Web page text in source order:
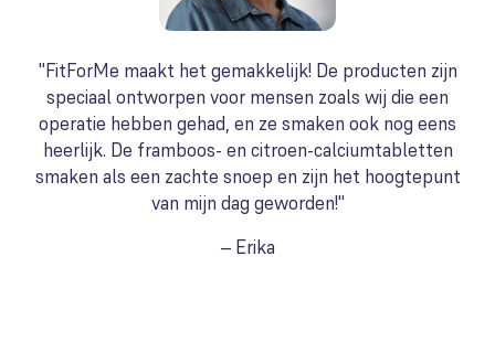
"FitForMe maakt het gemakkelijk! De producten zijn
speciaal ontworpen voor mensen zoals wij die een
operatie hebben gehad, en ze smaken ook nog eens
heerlijk. De framboos- en citroen-calciumtabletten
smaken als een zachte snoep en zijn het hoogtepunt
van mijn dag geworden!"
– Erika